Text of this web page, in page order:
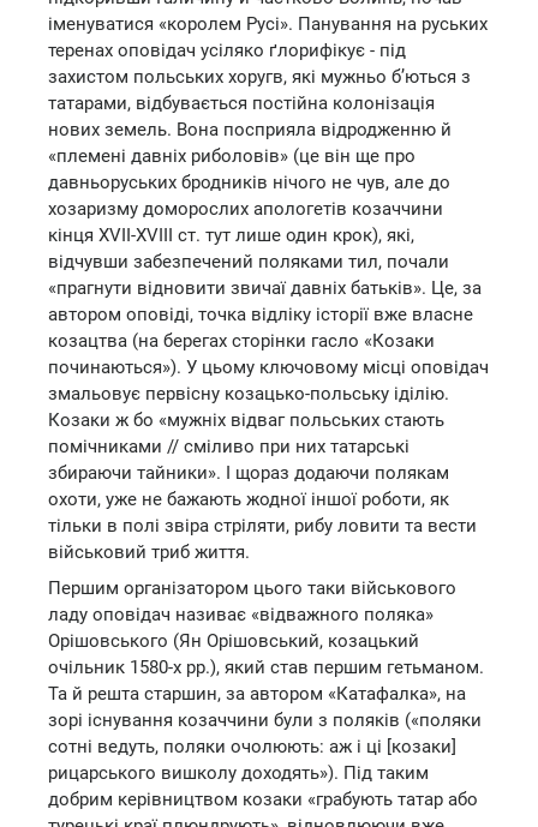
іменуватися «королем Русі». Панування на руських
теренах оповідач усіляко ґлорифікує - під
захистом польських хоругв, які мужньо б’ються з
татарами, відбувається постійна колонізація
нових земель. Вона посприяла відродженню й
«племені давніх риболовів» (це він ще про
давньоруських бродників нічого не чув, але до
хозаризму доморослих апологетів козаччини
кінця XVII-XVIII ст. тут лише один крок), які,
відчувши забезпечений поляками тил, почали
«прагнути відновити звичаї давніх батьків». Це, за
автором оповіді, точка відліку історії вже власне
козацтва (на берегах сторінки гасло «Козаки
починаються»). У цьому ключовому місці оповідач
змальовує первісну козацько-польську іділію.
Козаки ж бо «мужніх відваг польських стають
помічниками // сміливо при них татарські
збираючи тайники». І щораз додаючи полякам
охоти, уже не бажають жодної іншої роботи, як
тільки в полі звіра стріляти, рибу ловити та вести
військовий триб життя.
Першим організатором цього таки військового
ладу оповідач називає «відважного поляка»
Орішовського (Ян Орішовський, козацький
очільник 1580-х рр.), який став першим гетьманом.
Та й решта старшин, за автором «Катафалка», на
зорі існування козаччини були з поляків («поляки
сотні ведуть, поляки очолюють: аж і ці [козаки]
рицарського вишколу доходять»). Під таким
добрим керівництвом козаки «грабують татар або